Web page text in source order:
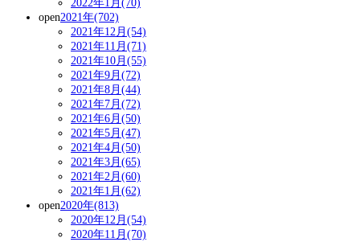
2022年1月(70)
open2021年(702)
2021年12月(54)
2021年11月(71)
2021年10月(55)
2021年9月(72)
2021年8月(44)
2021年7月(72)
2021年6月(50)
2021年5月(47)
2021年4月(50)
2021年3月(65)
2021年2月(60)
2021年1月(62)
open2020年(813)
2020年12月(54)
2020年11月(70)